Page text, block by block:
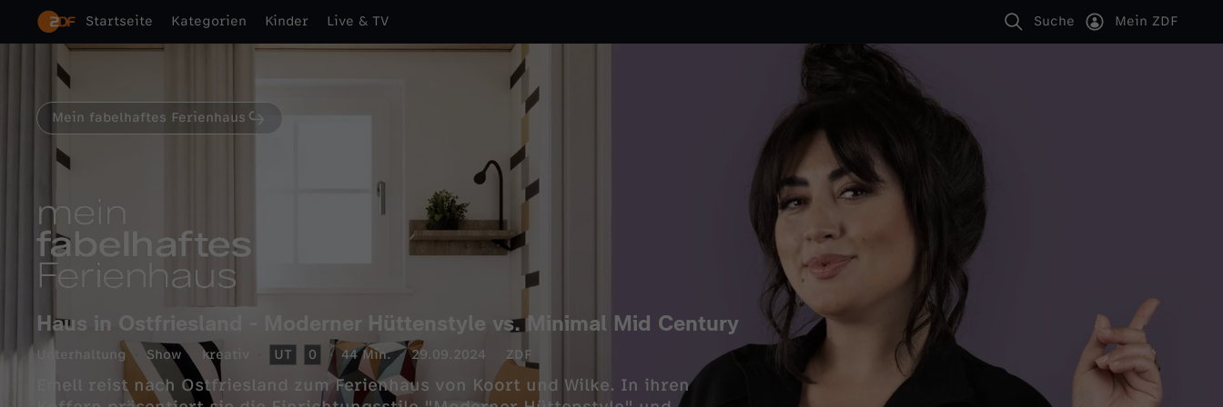
Startseite Kategorien Kinder Live & TV Suche Mein ZDF
Mein fabelhaftes Ferienhaus
Haus in Ostfriesland - Moderner Hüttenstyle vs. Minimal Mid Century
Unterhaltung Show kreativ UT 0 44 Min. 29.09.2024 ZDF
Emell reist nach Ostfriesland zum Ferienhaus von Koort und Wilke. In ihren